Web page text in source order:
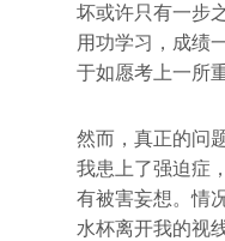
坏或许只有一步
用功学习，成绩
于如愿考上一所
然而，真正的问
我患上了强迫症
有被害妄想。情
水杯离开我的视